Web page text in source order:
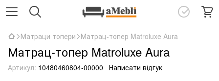
Матраци топери Матрац-топер Matroluxe Aura
Матрац-топер Matroluxe Aura
Артикул: 10480460804-00000 Написати відгук